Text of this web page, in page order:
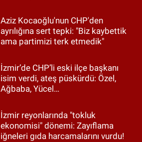
Aziz Kocaoğlu'nun CHP'den
ayrılığına sert tepki: "Biz kaybettik
ama partimizi terk etmedik"
İzmir’de CHP’li eski ilçe başkanı
isim verdi, ateş püskürdü: Özel,
Ağbaba, Yücel…
İzmir reyonlarında "tokluk
ekonomisi" dönemi: Zayıflama
iğneleri gıda harcamalarını vurdu!